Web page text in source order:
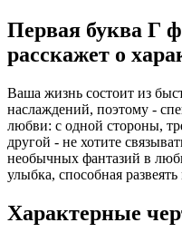
Первая буква
расскажет о
Ваша жизнь состоит из
наслаждений, поэтому -
любви: с одной стороны,
другой - не хотите
необычных фантазий в
улыбка, способная
Характерные